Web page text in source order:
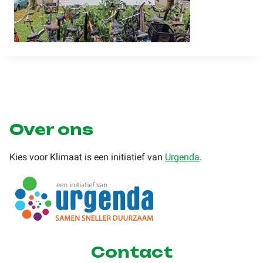
Over ons
Kies voor Klimaat is een initiatief van Urgenda.
Contact